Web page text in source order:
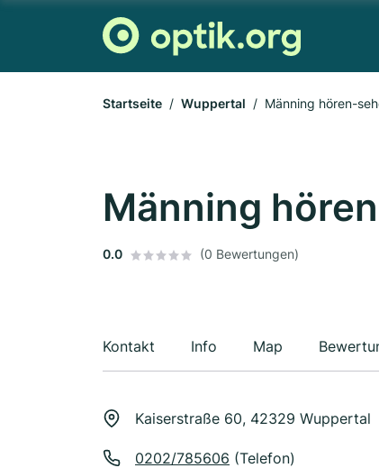
Startseite Wuppertal Männing hören-
Männing
0.0 (0 Bewertungen)
Kontakt Info Map
Kaiserstraße 60, 42329 Wuppertal
0202/785606 (Telefon)